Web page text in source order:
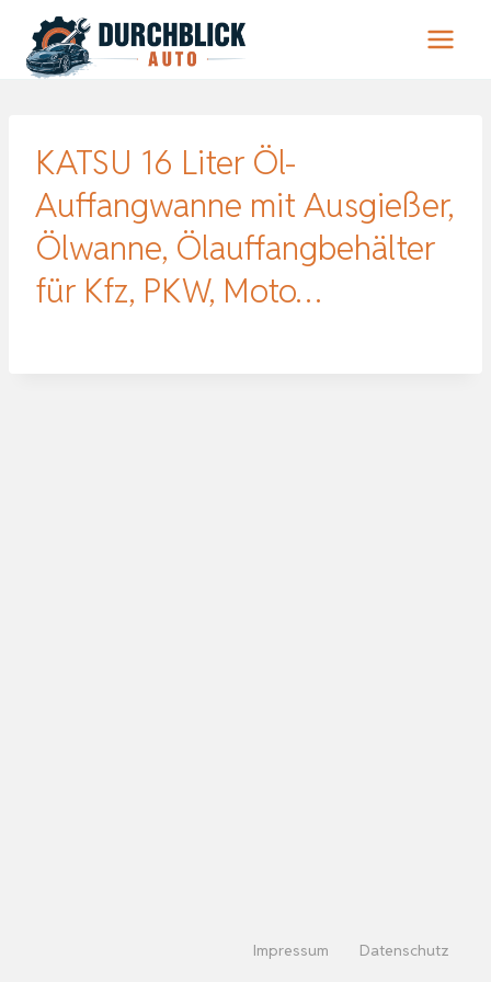
Inhalt
springen
KATSU 16 Liter Öl-
Auffangwanne mit Ausgießer,
Ölwanne, Ölauffangbehälter
für Kfz, PKW, Moto…
Impressum Datenschutz